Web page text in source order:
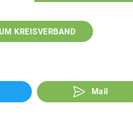
KREISVERBAND
Mail